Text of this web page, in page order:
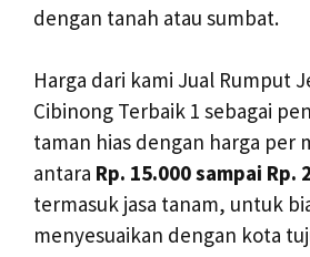
dengan tanah atau sumbat.
Harga dari kami Jual Rumput
Cibinong Terbaik 1 sebagai
taman hias dengan harga per
antara Rp. 15.000 sampai Rp.
termasuk jasa tanam, untuk
menyesuaikan dengan kota